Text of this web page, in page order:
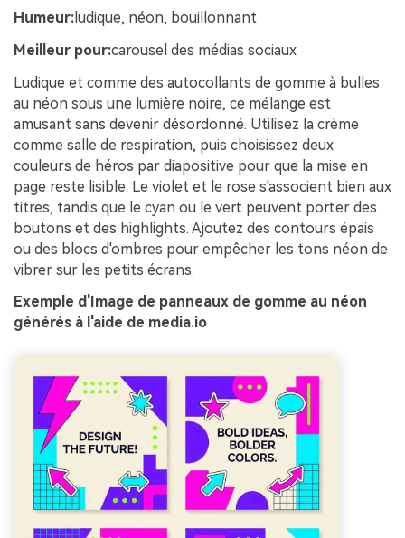
Humeur: ludique, néon, bouillonnant
Meilleur pour:carousel des médias sociaux
Ludique et comme des autocollants de gomme à bulles
au néon sous une lumière noire, ce mélange est
amusant sans devenir désordonné. Utilisez la crème
comme salle de respiration, puis choisissez deux
couleurs de héros par diapositive pour que la mise en
page reste lisible. Le violet et le rose s'associent bien aux
titres, tandis que le cyan ou le vert peuvent porter des
boutons et des highlights. Ajoutez des contours épais
ou des blocs d'ombres pour empêcher les tons néon de
vibrer sur les petits écrans.
Exemple d'Image de panneaux de gomme au néon
générés à l'aide de media.io